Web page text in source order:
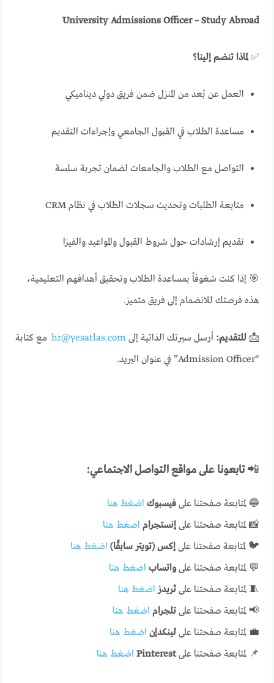
University Admissions Officer – Study Abroad
✅لماذا تنضم إلينا؟
العمل عن بُعد من المنزل ضمن فريق دولي ديناميكي
مساعدة الطلاب في القبول الجامعي وإجراءات التقديم
التواصل مع الطلاب والجامعات لضمان تجربة سلسة
متابعة الطلبات وتحديث سجلات الطلاب في نظام CRM
تقديم إرشادات حول شروط القبول والمواعيد والفيزا
🎯 إذا كنت شغوفاً بمساعدة الطلاب وتحقيق أهدافهم التعليمية،
هذه فرصتك للانضمام إلى فريق متميز.
📩للتقديم: أرسل سيرتك الذاتية إلىhr@yesatlas.com مع كتابة
“Admission Officer” في عنوان البريد.
📲تابعونا على مواقع التواصل الاجتماعي:
🔵 لمتابعة صفحتنا علىفيسبوك اضغط هنا
📸 لمتابعة صفحتنا علىإنستجرام اضغط هنا
🐦 لمتابعة صفحتنا علىإكس (تويتر سابقًا) اضغط هنا
💬 لمتابعة صفحتنا علىواتساب اضغط هنا
🧵 لمتابعة صفحتنا علىثريدز اضغط هنا
📢 لمتابعة صفحتنا علىتلجرام اضغط هنا
💼 لمتابعة صفحتنا علىلينكدإن اضغط هنا
📌 لمتابعة صفحتنا علىPinterest اضغط هنا